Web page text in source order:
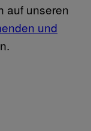
auf unseren
und